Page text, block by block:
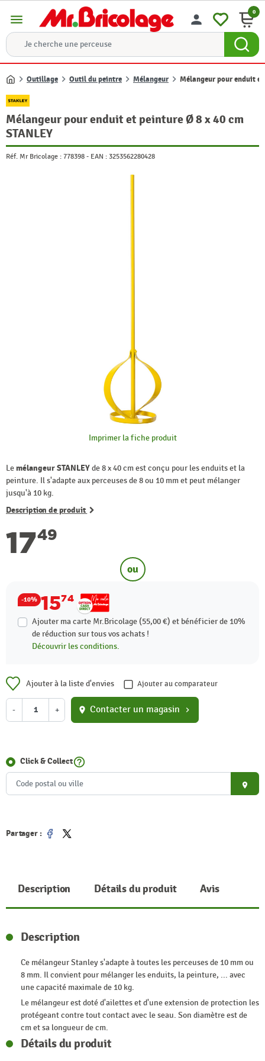
menu person 0
Accueil
Outillage Outil du peintre Mélangeur Mélangeur pour enduit et
Mélangeur pour enduit et peinture Ø 8 x 40 cm
STANLEY
Réf. Mr Bricolage : 778398 - EAN : 3253562280428
Imprimer la fiche produit
Lemélangeur STANLEYde 8 x 40 cm est conçu pour les enduits et la
peinture. Il s'adapte aux perceuses de 8 ou 10 mm et peut mélanger
jusqu'à 10 kg.
Description de produit
1749
ou
-10% 1574
Ajouter ma carte Mr.Bricolage (55,00 €) et bénéficier de 10%
de réduction sur tous vos achats !
Découvrir les conditions.
Ajouter à la liste d'envies Ajouter au comparateur
- + location_on Contacter un magasin chevron_right
Click & Collecthelp_outline
place
Partager :
Partager
Tweet
Description Détails du produit Avis
Description
Ce mélangeur Stanley s'adapte à toutes les perceuses de 10 mm ou
8 mm. Il convient pour mélanger les enduits, la peinture, ... avec
une capacité maximale de 10 kg.
Le mélangeur est doté d'ailettes et d'une extension de protection les
protégeant contre tout contact avec le seau. Son diamètre est de
cm et sa longueur de cm.
Détails du produit